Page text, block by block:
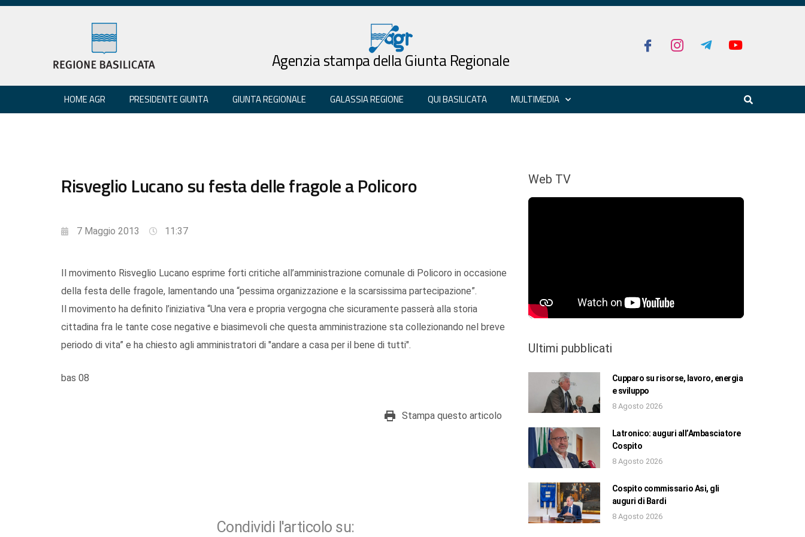
Agenzia stampa della Giunta Regionale
HOME AGR PRESIDENTE GIUNTA GIUNTA REGIONALE GALASSIA REGIONE QUI BASILICATA MULTIMEDIA
Risveglio Lucano su festa delle fragole a Policoro
7 Maggio 2013 11:37
Il movimento Risveglio Lucano esprime forti critiche all’amministrazione comunale di Policoro in occasione
della festa delle fragole, lamentando una “pessima organizzazione e la scarsissima partecipazione”.
Il movimento ha definito l’iniziativa “Una vera e propria vergogna che sicuramente passerà alla storia
cittadina fra le tante cose negative e biasimevoli che questa amministrazione sta collezionando nel breve
periodo di vita” e ha chiesto agli amministratori di "andare a casa per il bene di tutti".
bas 08
Stampa questo articolo
Condividi l'articolo su:
Web TV
Ultimi pubblicati
Cupparo su risorse, lavoro, energia
e sviluppo
8 Agosto 2026
Latronico: auguri all’Ambasciatore
Cospito
8 Agosto 2026
Cospito commissario Asi, gli
auguri di Bardi
8 Agosto 2026